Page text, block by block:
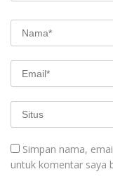
Simpan nama,
untuk komentar saya